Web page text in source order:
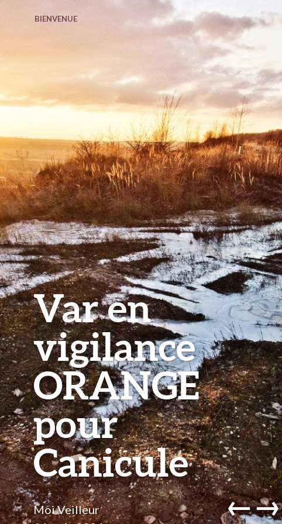
Var en
vigilance
ORANGE
pour
Canicule
Moi Veilleur
←→
BIENVENUE